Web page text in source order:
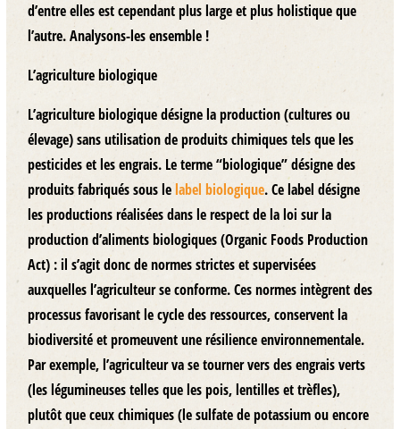
d’entre elles est cependant plus large et plus holistique que
l’autre. Analysons-les ensemble !
L’agriculture biologique
L’agriculture biologique désigne la production (cultures ou
élevage) sans utilisation de produits chimiques tels que les
pesticides et les engrais. Le terme “biologique” désigne des
produits fabriqués sous lelabel biologique. Ce label désigne
les productions réalisées dans le respect de la loi sur la
production d’aliments biologiques (Organic Foods Production
Act) : il s’agit donc de normes strictes et supervisées
auxquelles l’agriculteur se conforme. Ces normes intègrent des
processus favorisant le cycle des ressources, conservent la
biodiversité et promeuvent une résilience environnementale.
Par exemple, l’agriculteur va se tourner vers des engrais verts
(les légumineuses telles que les pois, lentilles et trèfles),
plutôt que ceux chimiques (le sulfate de potassium ou encore